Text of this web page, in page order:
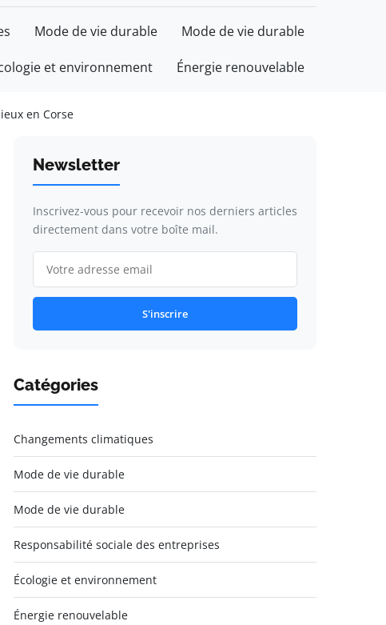
Mode de vie durable Mode de vie durable
et environnement Énergie renouvelable
en Corse
Newsletter
Inscrivez-vous pour recevoir nos derniers articles
directement dans votre boîte mail.
S'inscrire
Catégories
Changements climatiques
Mode de vie durable
Mode de vie durable
Responsabilité sociale des entreprises
Écologie et environnement
Énergie renouvelable